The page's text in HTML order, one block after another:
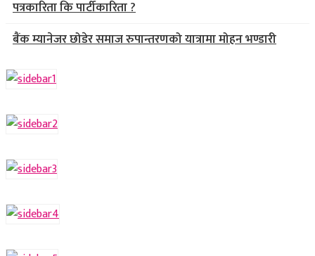
पत्रकारिता कि पार्टीकारिता ?
बैंक म्यानेजर छोडेर समाज रुपान्तरणको यात्रामा मोहन भण्डारी